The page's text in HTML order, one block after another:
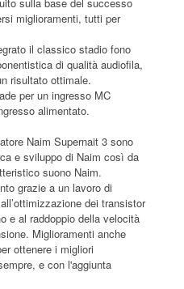
sulla base del successo
miglioramenti, tutti per
il classico stadio fono
di qualità audiofila,
risultato ottimale.
per un ingresso MC
alimentato.
Naim Supernait 3 sono
e sviluppo di Naim così da
suono Naim.
grazie a un lavoro di
dei transistor
e al raddoppio della velocità
Miglioramenti anche
ottenere i migliori
e con l'aggiunta